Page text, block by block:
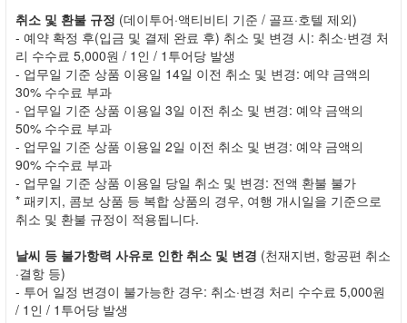
취소 및 환불 규정 (데이투어·액티비티 기준 / 골프·호텔 제외)
- 예약 확정 후(입금 및 결제 완료 후) 취소 및 변경 시: 취소·변경 처
리 수수료 5,000원 / 1인 / 1투어당 발생
- 업무일 기준 상품 이용일 14일 이전 취소 및 변경: 예약 금액의
30% 수수료 부과
- 업무일 기준 상품 이용일 3일 이전 취소 및 변경: 예약 금액의
50% 수수료 부과
- 업무일 기준 상품 이용일 2일 이전 취소 및 변경: 예약 금액의
90% 수수료 부과
- 업무일 기준 상품 이용일 당일 취소 및 변경: 전액 환불 불가
* 패키지, 콤보 상품 등 복합 상품의 경우, 여행 개시일을 기준으로
취소 및 환불 규정이 적용됩니다.
날씨 등 불가항력 사유로 인한 취소 및 변경 (천재지변, 항공편 취소
·결항 등)
- 투어 일정 변경이 불가능한 경우: 취소·변경 처리 수수료 5,000원
/ 1인 / 1투어당 발생